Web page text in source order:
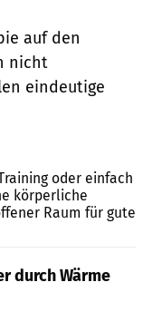
auf den
nicht
eindeutige
oder einfach
körperliche
Raum für gute
durch Wärme